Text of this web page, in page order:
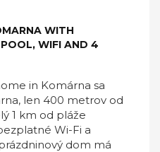
WITH
WIFI AND 4
in Komárna sa
len 400 metrov od
1 km od pláže
Wi-Fi a
dom má